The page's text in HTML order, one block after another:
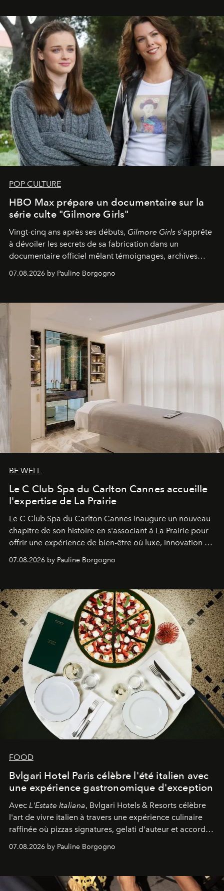
POP CULTURE
HBO Max prépare un documentaire sur la
série culte "Gilmore Girls"
Vingt-cinq ans après ses débuts, Gilmore Girls s'apprête
à dévoiler les secrets de sa fabrication dans un
documentaire officiel mêlant témoignages, archives
inédites et plongée dans les coulisses d'un phénomène
générationnel.
07.08.2026 by Pauline Borgogno
BE WELL
Le C Club Spa du Carlton Cannes accueille
l'expertise de La Prairie
Le C Club Spa du Carlton Cannes inaugure un nouveau
chapitre de son histoire en s'associant à La Prairie pour
offrir une expérience de bien-être où luxe, innovation et
expertise se rencontrent.
07.08.2026 by Pauline Borgogno
FOOD
Bvlgari Hotel Paris célèbre l'été italien avec
une expérience gastronomique d'exception
Avec L'Estate Italiana, Bvlgari Hotels & Resorts célèbre
l'art de vivre italien à travers une expérience culinaire
raffinée où pizzas signatures, gelati d'auteur et accords
d'exception composent un véritable voyage sensoriel.
07.08.2026 by Pauline Borgogno